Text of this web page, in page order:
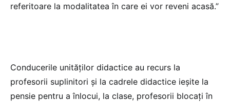
referitoare la modalitatea în care ei vor reveni acasă.”
Conducerile unităților didactice au recurs la
profesorii suplinitori și la cadrele didactice ieșite la
pensie pentru a înlocui, la clase, profesorii blocați în